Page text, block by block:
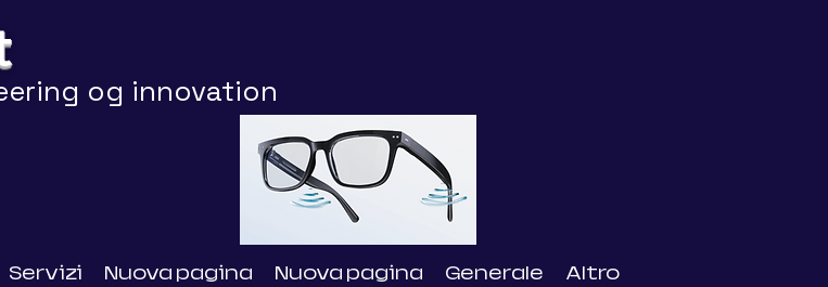
og innovation
Servizi Nuova pagina Nuova pagina Generale Altro